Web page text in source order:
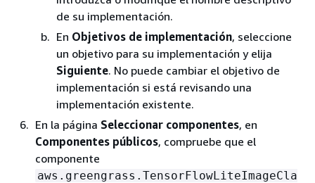
de su implementación.
En Objetivos de implementación, seleccione
un objetivo para su implementación y elija
Siguiente. No puede cambiar el objetivo de
implementación si está revisando una
implementación existente.
En la página Seleccionar componentes, en
Componentes públicos, compruebe que el
componente
aws.greengrass.TensorFlowLiteImageCla